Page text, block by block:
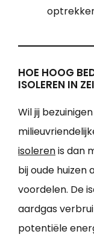
HOE HOOG
ISOLEREN IN
Wil jij
isolerenis dan
bij oude huizen
voordelen. De
aardgas
potentiële